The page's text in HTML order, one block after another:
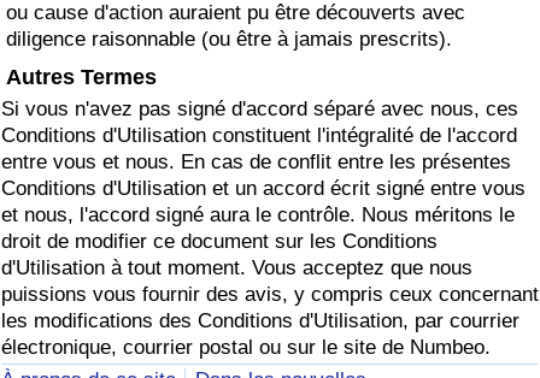
ou cause d'action auraient pu être découverts avec
diligence raisonnable (ou être à jamais prescrits).
Autres Termes
Si vous n'avez pas signé d'accord séparé avec nous, ces
Conditions d'Utilisation constituent l'intégralité de l'accord
entre vous et nous. En cas de conflit entre les présentes
Conditions d'Utilisation et un accord écrit signé entre vous
et nous, l'accord signé aura le contrôle. Nous méritons le
droit de modifier ce document sur les Conditions
d'Utilisation à tout moment. Vous acceptez que nous
puissions vous fournir des avis, y compris ceux concernant
les modifications des Conditions d'Utilisation, par courrier
électronique, courrier postal ou sur le site de Numbeo.